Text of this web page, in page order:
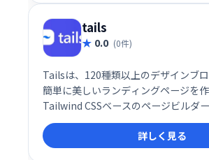
tails
0.0 (0件)
Tailsは、120種類以上のデザインブロ
簡単に美しいランディングページを
Tailwind CSSベースのページビルダ
次のプロジェクトに最適なウェブサ
操作で素早く構築できます。素晴らし
現するための究極のツールです。
詳しく見る